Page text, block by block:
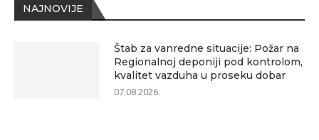
NAJNOVIJE
Štab za vanredne situacije: Požar na
Regionalnoj deponiji pod kontrolom,
kvalitet vazduha u proseku dobar
07.08.2026.